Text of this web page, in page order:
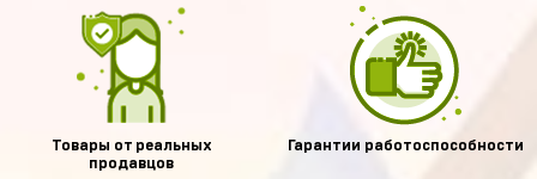
Товары от реальных
продавцов
Гарантии работоспособности